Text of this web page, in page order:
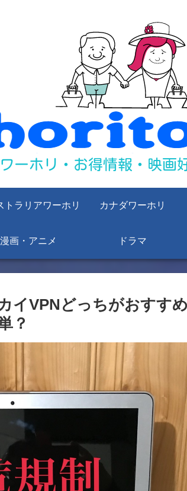
トラリアワーホリ カナダワーホリ
漫画・アニメ ドラマ
イVPNどっちがおすす
？